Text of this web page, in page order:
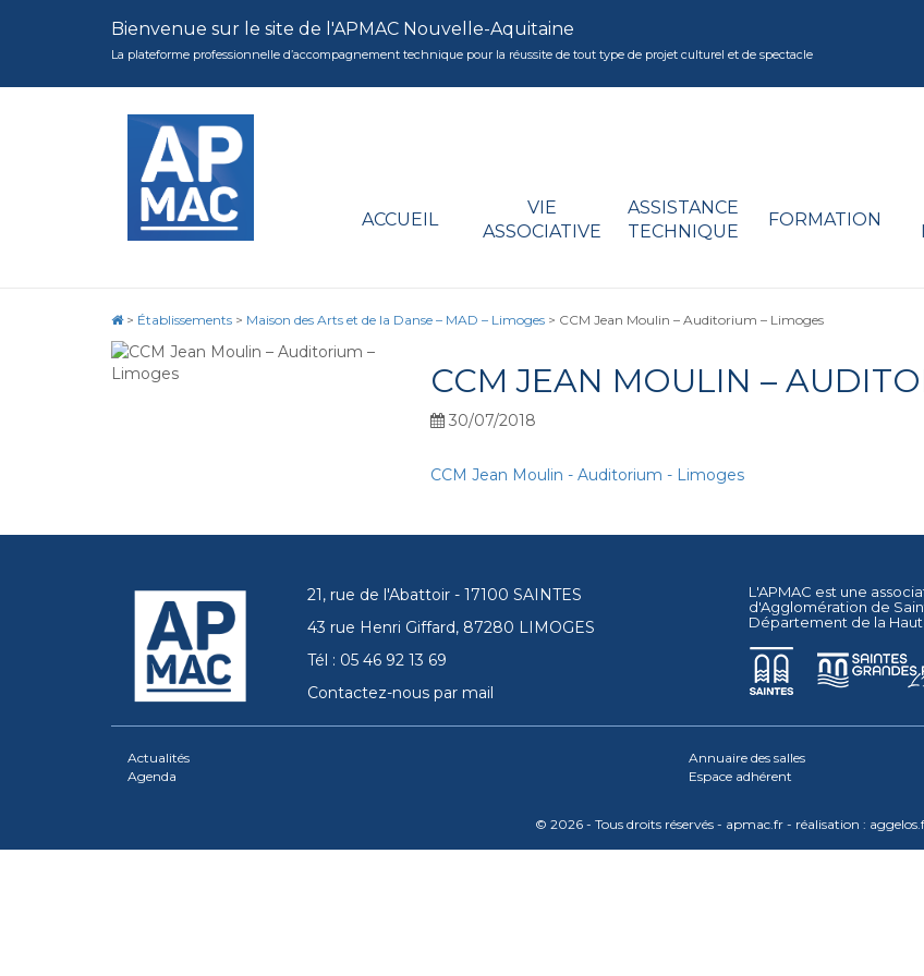
Bienvenue sur le site de l'APMAC Nouvelle-Aquitaine
La plateforme professionnelle d’accompagnement technique pour la réussite de tout type de projet culturel et de spectacle
ACCUEIL
VIE
ASSOCIATIVE
ASSISTANCE
TECHNIQUE
FORMATION
> Établissements > Maison des Arts et de la Danse – MAD – Limoges > CCM Jean Moulin – Auditorium – Limoges
CCM JEAN MOULIN –
30/07/2018
CCM Jean Moulin - Auditorium - Limoges
21, rue de l'Abattoir - 17100 SAINTES
43 rue Henri Giffard, 87280 LIMOGES
Tél : 05 46 92 13 69
Contactez-nous par mail
L'APMAC est une
d'Agglomération de
Département de la
Actualités
Agenda
Annuaire des salles
Espace adhérent
© 2026 - Tous droits réservés - apmac.fr - réalisation :